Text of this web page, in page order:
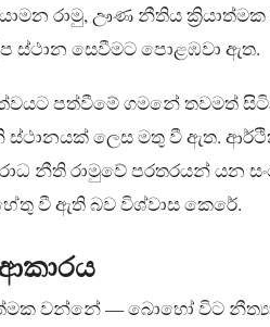
රාමු, ඌණ නීතිය
ස්ථාන සෙවීමට පොළඹවා ඇත.
පත්වීමේ ගමනේ තවමත් සිටින
ලෙස මතු වී ඇත.
නීති රාමුවේ පරතරයන් යන
වී ඇති බව විශ්වාස කෙරේ.
වන්නේ — බොහෝ විට